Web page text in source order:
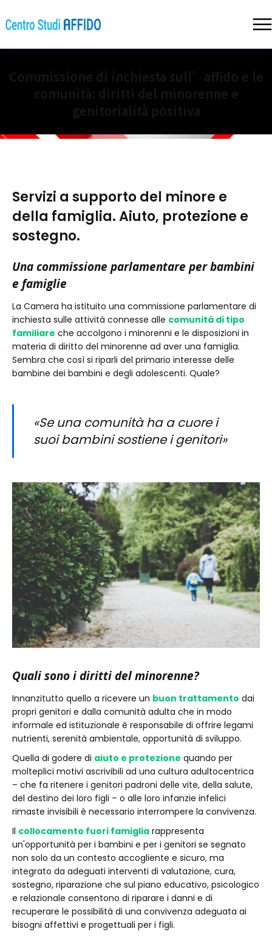
Servizi a supporto del minore e
della famiglia. Aiuto, protezione e
sostegno.
Una commissione parlamentare per bambini
e famiglie
La Camera ha istituito una commissione parlamentare di
inchiesta sulle attività connesse alle comunità di tipo
familiare che accolgono i minorenni e le disposizioni in
materia di diritto del minorenne ad aver una famiglia.
Sembra che così si riparli del primario interesse delle
bambine dei bambini e degli adolescenti. Quale?
«Se una comunità ha a cuore i
suoi bambini sostiene i genitori»
Quali sono i diritti del minorenne?
Innanzitutto quello a ricevere un buon trattamento dai
propri genitori e dalla comunità adulta che in modo
informale ed istituzionale è responsabile di offrire legami
nutrienti, serenità ambientale, opportunità di sviluppo.
Quella di godere di aiuto e protezione quando per
molteplici motivi ascrivibili ad una cultura adultocentrica
– che fa ritenere i genitori padroni delle vite, della salute,
del destino dei loro figli – o alle loro infanzie infelici
rimaste invisibili è necessario interrompere la convivenza.
Il collocamento fuori famiglia rappresenta
un'opportunità per i bambini e per i genitori se segnato
non solo da un contesto accogliente e sicuro, ma
integrato da adeguati interventi di valutazione, cura,
sostegno, riparazione che sul piano educativo, psicologico
e relazionale consentono di riparare i danni e di
recuperare le possibilità di una convivenza adeguata ai
bisogni affettivi e progettuali per i figli.